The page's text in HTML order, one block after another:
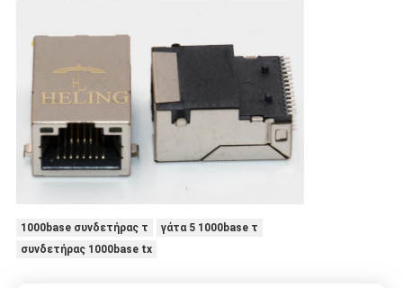
1000base συνδετήρας τ
γάτα 5 1000base τ
συνδετήρας 1000base tx